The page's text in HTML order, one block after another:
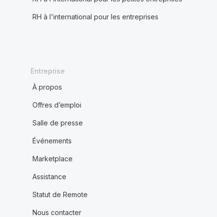
RH à l'international pour les entreprises
Entreprise
À propos
Offres d’emploi
Salle de presse
Événements
Marketplace
Assistance
Statut de Remote
Nous contacter